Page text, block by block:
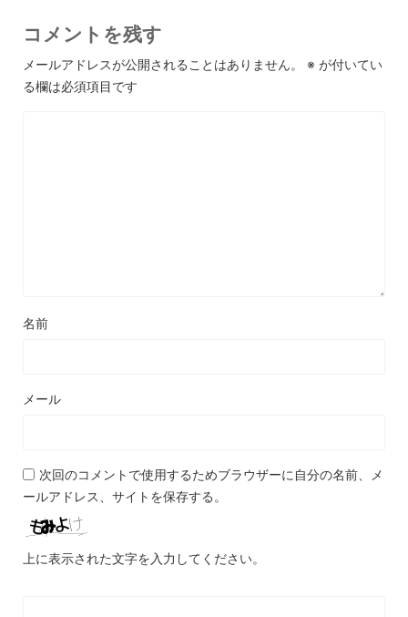
コメントを残す
メールアドレスが公開されることはありません。 ※ が付いてい
る欄は必須項目です
名前
メール
次回のコメントで使用するためブラウザーに自分の名前、メ
ールアドレス、サイトを保存する。
上に表示された文字を入力してください。